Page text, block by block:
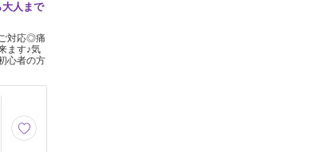
人まで
対応◎痛
ます♪気
心者の方